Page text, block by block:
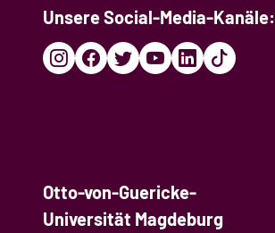
Unsere Social-Media-Kanäle:
Otto-von-Guericke-
Universität Magdeburg